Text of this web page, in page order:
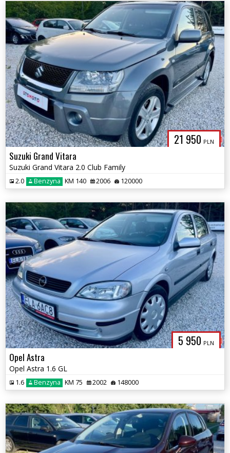
21 950 PLN
Suzuki Grand Vitara
Suzuki Grand Vitara 2.0 Club Family
2.0 Benzyna KM 140 2006 120000
5 950 PLN
Opel Astra
Opel Astra 1.6 GL
1.6 Benzyna KM 75 2002 148000